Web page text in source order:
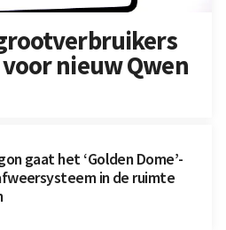
nieuw Qwen
gaat het ‘Golden Dome’-
in de ruimte